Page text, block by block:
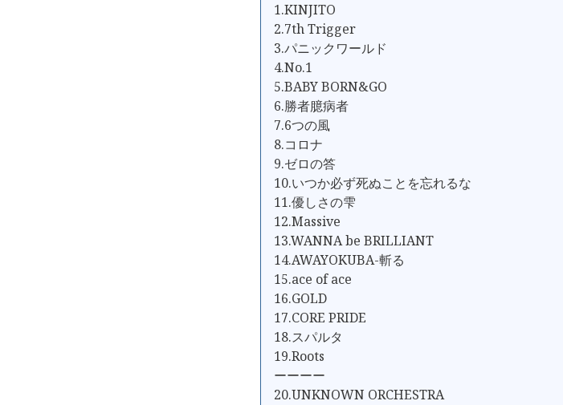
1.KINJITO
2.7th Trigger
3.パニックワールド
4.No.1
5.BABY BORN&GO
6.勝者臆病者
7.6つの風
8.コロナ
9.ゼロの答
10.いつか必ず死ぬことを忘れるな
11.優しさの雫
12.Massive
13.WANNA be BRILLIANT
14.AWAYOKUBA-斬る
15.ace of ace
16.GOLD
17.CORE PRIDE
18.スパルタ
19.Roots
ーーーー
20.UNKNOWN ORCHESTRA